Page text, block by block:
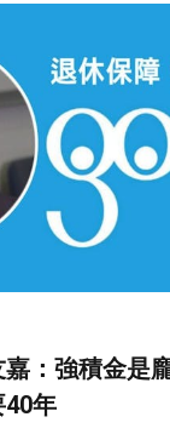
：強積金是
年